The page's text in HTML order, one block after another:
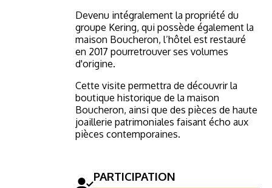
Devenu intégralement la propriété du
groupe Kering, qui possède également la
maison Boucheron, l’hôtel est restauré
en 2017 pourretrouver ses volumes
d'origine.
Cette visite permettra de découvrir la
boutique historique de la maison
Boucheron, ainsi que des pièces de haute
joaillerie patrimoniales faisant écho aux
pièces contemporaines.
PARTICIPATION